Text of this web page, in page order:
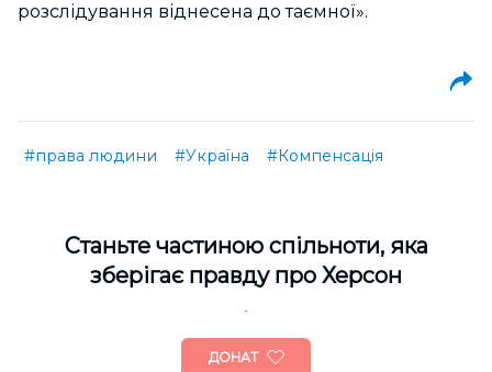
розслідування віднесена до таємної».
#права людини #Україна #Компенсація
Cтаньте частиною спільноти, яка
зберігає правду про Херсон
ДОНАТ